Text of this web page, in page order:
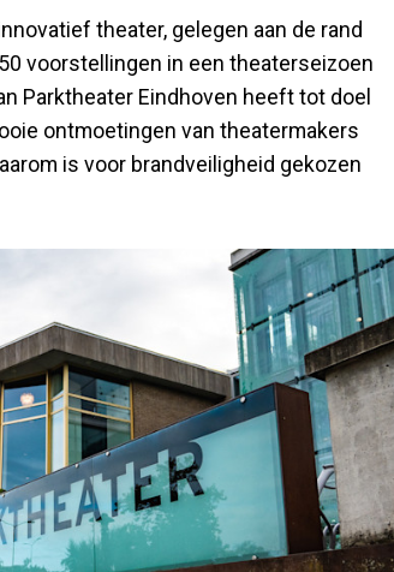
theater, gelegen aan de rand
voorstellingen in een theaterseizoen
Parktheater Eindhoven heeft tot doel
ontmoetingen van theatermakers
is voor brandveiligheid gekozen